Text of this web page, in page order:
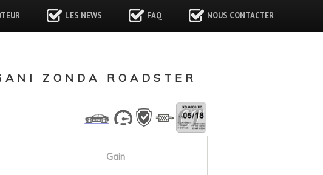
LES NEWS FAQ NOUS CONTACTER
ZONDA ROADSTER
Gain